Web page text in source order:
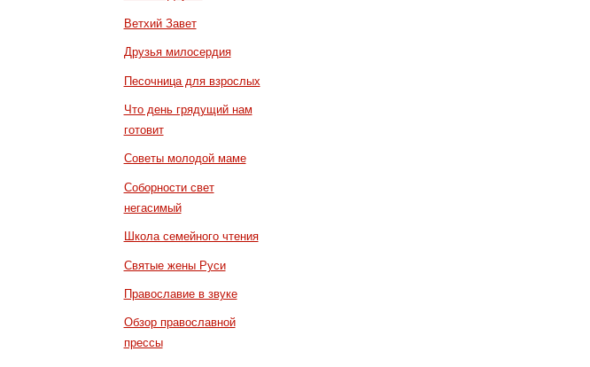
Ветхий Завет
Друзья милосердия
Песочница для взрослых
Что день грядущий нам
готовит
Советы молодой маме
Соборности свет
негасимый
Школа семейного чтения
Святые жены Руси
Православие в звуке
Обзор православной
прессы